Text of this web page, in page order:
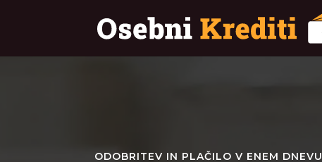
ODOBRITEV IN PLAČILO V ENEM DNEVU